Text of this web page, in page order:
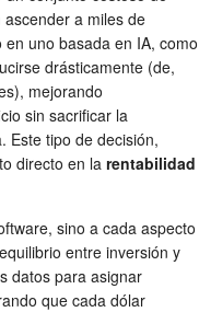
a miles de
uno basada en IA, como
drásticamente (de,
mejorando
sin sacrificar la
Este tipo de decisión,
directo en la rentabilidad
sino a cada aspecto
entre inversión y
datos para asignar
que cada dólar